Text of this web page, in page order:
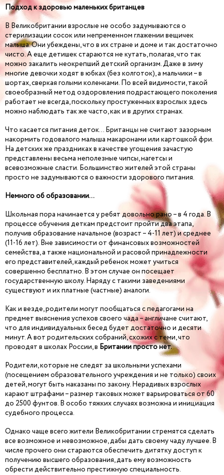
Подход к здоровью маленьких британцев
В Великобритании взрослые не особо задумываются о
стерилизации сосок или непременном глажении вещичек
малыша. Они убеждены, что в их стране и доме и так достаточно
чисто. А еще детишек стараются не кутать, полагая, что так
можно закалить неокрепший детский организм. Даже в зиму
многие девочки ходят в юбках (без колготок), а мальчики – в
шортах, сверкая голыми коленками. По всей видимости, такой
своеобразный метод оздоровления подрастающего поколения
работает не всегда, поскольку простуженных взрослых здесь
можно наблюдать так же часто, как и в других странах.
Что касается питания деток… Британцы не считают зазорным
накормить годовалого малыша макаронами или картошкой фри.
На детских же праздниках в качестве угощения зачастую
представлены весьма неполезные чипсы, нагетсы и
всевозможные сласти. Большинство жителей этой страны
просто не задумываются о важности здорового питания.
Немного об образовании…
Школьная пора начинается у ребят довольно рано – в 4 года. В
процессе обучения деткам предстоит пройти два этапа,
получив образование начальное (возраст – 4-11 лет) и среднее
(11-16 лет). Вне зависимости от финансовых возможностей
семейства, а также национальной и расовой принадлежности
его представителей, каждый ребенок может учиться
совершенно бесплатно. В этом случае он посещает
государственную школу. Наряду с такими заведениями
существуют и их платные (частные) аналоги.
Как и везде, родители могут пообщаться с педагогами на
предмет выяснения успехов своего чада – англичане считают,
что для индивидуальных бесед будет достаточно и десяти
минут. А вот родительских собраний, схожих с теми, что
проводят в школах России, в Британии просто нет.
Родители, которые не следят за школьными успехами
(посещением образовательного учреждения и не только) своих
детей, могут быть наказаны по закону. Нерадивых взрослых
карают штрафами – размер таковых может варьироваться от 60
до 2500 фунтов. В особо тяжких случаях возможна и инициация
судебного процесса.
Однако чаще всего жители Великобритании стремятся сделать
все возможное и невозможное, дабы дать своему чаду лучшее. В
числе прочего они стараются обеспечить дитятку доступ к
получению высшего образования, дать ему возможность
обрести действительно престижную специальность.